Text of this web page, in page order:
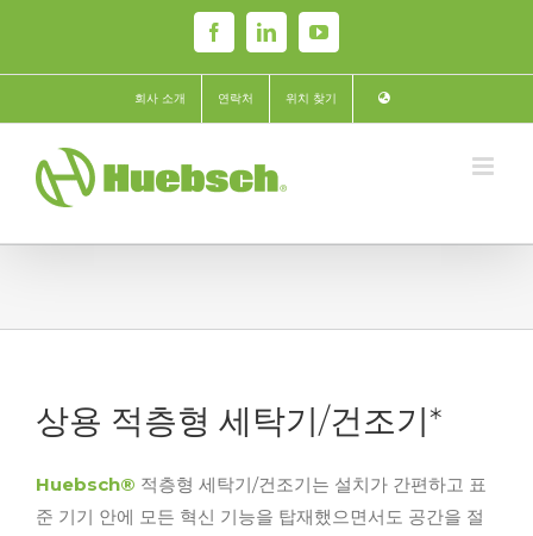
content
FacebookLinkedInYouTube
회사 소개 연락처 위치 찾기
상용 적층형 세탁기/건조기*
Huebsch® 적층형 세탁기/건조기는 설치가 간편하고 표
준 기기 안에 모든 혁신 기능을 탑재했으면서도 공간을 절